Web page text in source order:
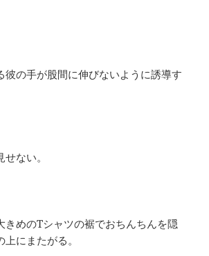
の手が股間に伸びないように誘導す
ない。
きめのTシャツの裾でおちんちんを隠
にまたがる。